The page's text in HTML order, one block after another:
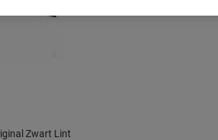
Zwart Lint